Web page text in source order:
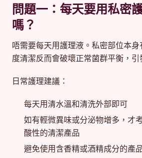
問題一：每天要用私密
嗎？
唔需要每天用護理液。私密部位本
度清潔反而會破壞正常菌群平衡，引
日常護理建議：
每天用清水溫和清洗外部即可
如有輕微異味或分泌物增多，才
酸性的清潔產品
避免使用含香精或酒精成分的產